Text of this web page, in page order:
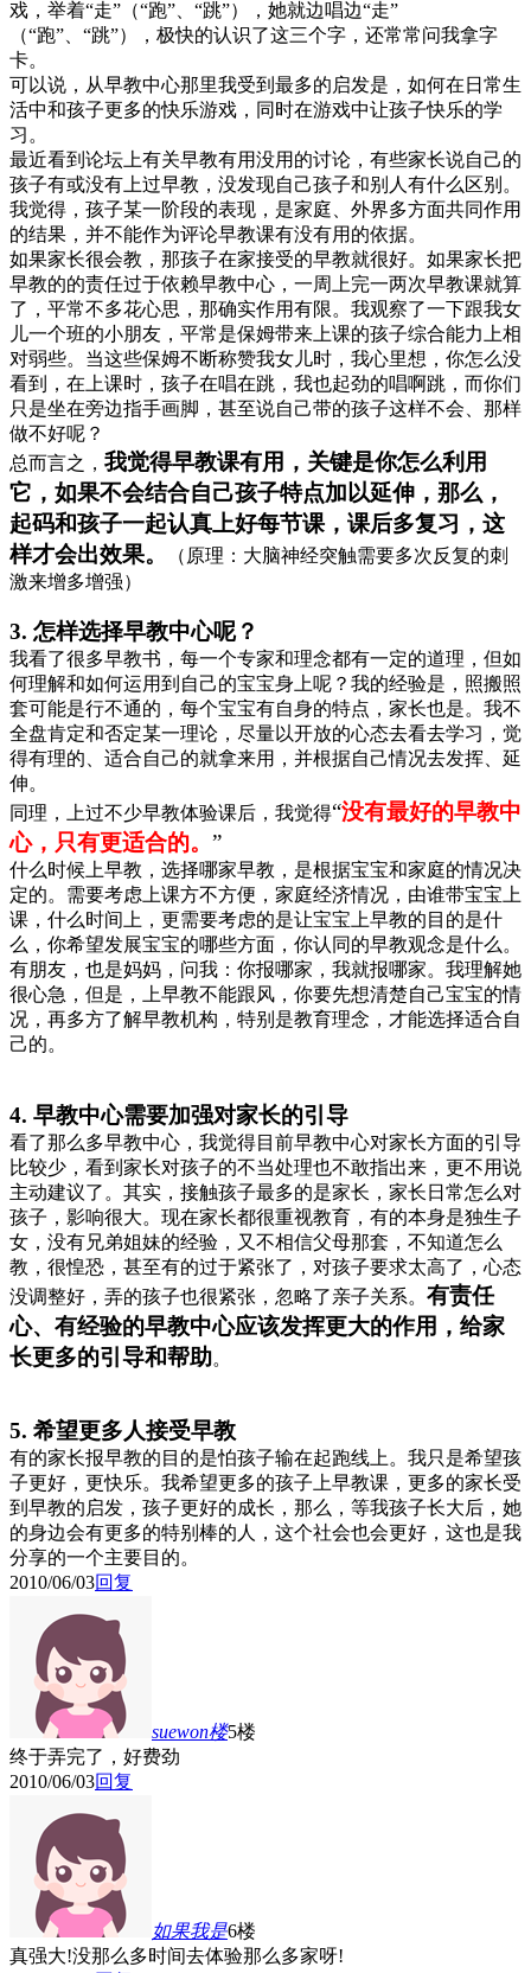
戏，举着“走”（“跑”、“跳”），她就边唱边“走”
（“跑”、“跳”），极快的认识了这三个字，还常常问我拿字
卡。
可以说，从早教中心那里我受到最多的启发是，如何在日常生
活中和孩子更多的快乐游戏，同时在游戏中让孩子快乐的学
习。
最近看到论坛上有关早教有用没用的讨论，有些家长说自己的
孩子有或没有上过早教，没发现自己孩子和别人有什么区别。
我觉得，孩子某一阶段的表现，是家庭、外界多方面共同作用
的结果，并不能作为评论早教课有没有用的依据。
如果家长很会教，那孩子在家接受的早教就很好。如果家长把
早教的的责任过于依赖早教中心，一周上完一两次早教课就算
了，平常不多花心思，那确实作用有限。我观察了一下跟我女
儿一个班的小朋友，平常是保姆带来上课的孩子综合能力上相
对弱些。当这些保姆不断称赞我女儿时，我心里想，你怎么没
看到，在上课时，孩子在唱在跳，我也起劲的唱啊跳，而你们
只是坐在旁边指手画脚，甚至说自己带的孩子这样不会、那样
做不好呢？
总而言之 ， 我觉得早教课有用，关键是你怎么利用
它，如果不会结合自己孩子特点加以延伸，那么，
起码和孩子一起认真上好每节课，课后多复习，这
样才会出效果。
（原理：大脑神经突触需要多次反复的刺
激来增多增强）
3. 怎样选择早教中心呢？
我看了很多早教书，每一个专家和理念都有一定的道理，但如
何理解和如何运用到自己的宝宝身上呢？我的经验是，照搬照
套可能是行不通的，每个宝宝有自身的特点，家长也是。我不
全盘肯定和否定某一理论，尽量以开放的心态去看去学习，觉
得有理的、适合自己的就拿来用，并根据自己情况去发挥、延
伸。
同理，上过不少早教体验课后，我觉得“没有最好的早教中
心，只有更适合的。 ”
什么时候上早教，选择哪家早教，是根据宝宝和家庭的情况决
定的。需要考虑上课方不方便，家庭经济情况，由谁带宝宝上
课，什么时间上，更需要考虑的是让宝宝上早教的目的是什
么，你希望发展宝宝的哪些方面，你认同的早教观念是什么。
有朋友，也是妈妈，问我：你报哪家，我就报哪家。我理解她
很心急，但是，上早教不能跟风，你要先想清楚自己宝宝的情
况，再多方了解早教机构，特别是教育理念，才能选择适合自
己的。
4. 早教中心需要加强对家长的引导
看了那么多早教中心，我觉得目前早教中心对家长方面的引导
比较少，看到家长对孩子的不当处理也不敢指出来，更不用说
主动建议了。其实，接触孩子最多的是家长，家长日常怎么对
孩子，影响很大。现在家长都很重视教育，有的本身是独生子
女，没有兄弟姐妹的经验，又不相信父母那套，不知道怎么
教，很惶恐，甚至有的过于紧张了，对孩子要求太高了，心态
没调整好，弄的孩子也很紧张，忽略了亲子关系。 有责任
心、有经验的早教中心应该发挥更大的作用，给家
长更多的引导和帮助。
5. 希望更多人接受早教
有的家长报早教的目的是怕孩子输在起跑线上。我只是希望孩
子更好，更快乐。我希望更多的孩子上早教课，更多的家长受
到早教的启发，孩子更好的成长，那么，等我孩子长大后，她
的身边会有更多的特别棒的人，这个社会也会更好，这也是我
分享的一个主要目的。
2010/06/03回复
suewon楼5楼
终于弄完了，好费劲
2010/06/03回复
如果我是6楼
真强大!没那么多时间去体验那么多家呀!